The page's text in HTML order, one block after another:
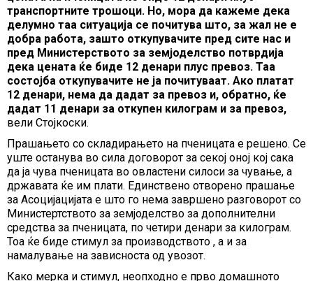
транспортните трошоци. Но, мора да кажеме дека
делумно таа ситуација се почитува што, за жал не е
добра работа, зашто откупувачите пред сите нас и
пред Министерството за земјоделство потврдија
дека цената ќе биде 12 денари плус превоз. Таа
состојба откупувачите не ја почитуваат. Ако платат
12 денари, нема да дадат за превоз и, обратно, ќе
дадат 11 денари за откупен килограм и за превоз,
вели Стојкоски.
Прашањето со складирањето на пченицата е решено. Се
уште останува во сила договорот за секој оној кој сака
да ја чува пченицата во овластени силоси за чување, а
државата ќе им плати. Единствено отворено прашање
за Асоцијацијата е што го нема завршено разговорот со
Министертството за земјоделство за дополнителни
средства за пченицата, по четири денари за килограм.
Тоа ќе биде стимул за производството , а и за
намалување на зависноста од увозот.
Како мерка и стимул, неопходно е прво домашното